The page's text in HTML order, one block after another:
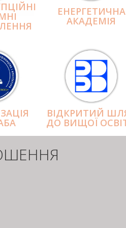
ЕНЕРГЕТИЧНА
АКАДЕМІЯ
ВІДКРИТИЙ
ДО ВИЩОЇ